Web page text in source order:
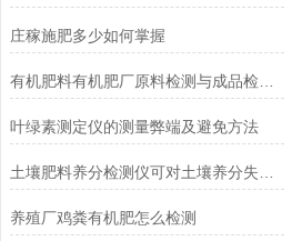
庄稼施肥多少如何掌握
叶绿素测定仪的测量弊端及避免方法
养殖厂鸡粪有机肥怎么检测